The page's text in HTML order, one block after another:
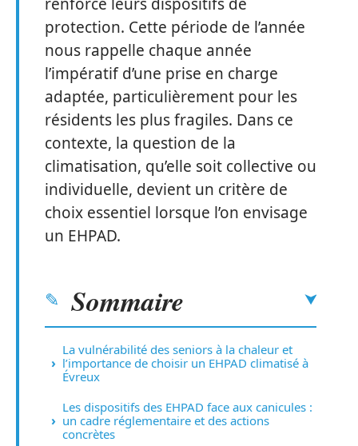
protection. Cette période de l’année
nous rappelle chaque année
l’impératif d’une prise en charge
adaptée, particulièrement pour les
résidents les plus fragiles. Dans ce
contexte, la question de la
climatisation, qu’elle soit collective ou
individuelle, devient un critère de
choix essentiel lorsque l’on envisage
un EHPAD.
Sommaire
La vulnérabilité des seniors à la chaleur et
l’importance de choisir un EHPAD climatisé à
Évreux
Les dispositifs des EHPAD face aux canicules :
un cadre réglementaire et des actions
concrètes